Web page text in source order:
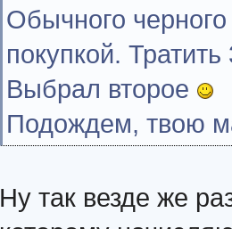
Обычного
покупкой.
Выбрал второе
Подождем, твою
Ну так везде же